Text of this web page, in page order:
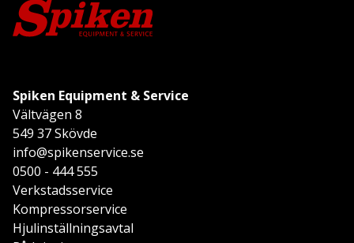
Spiken Equipment & Service
Vältvägen 8
549 37 Skövde
info@spikenservice.se
0500 - 444 555
Verkstadsservice
Kompressorservice
Hjulinställningsavtal